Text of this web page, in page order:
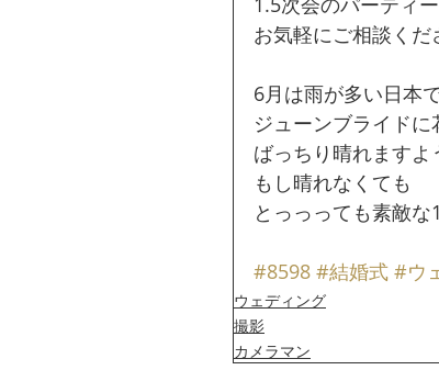
お気軽にご相談くだ
6月は雨が多い日本
ジューンブライド
ばっちり晴れますよ
もし晴れなくても
とっっっても素敵な
#8598 #結婚式 #ウ
ウェディング
撮影
カメラマン